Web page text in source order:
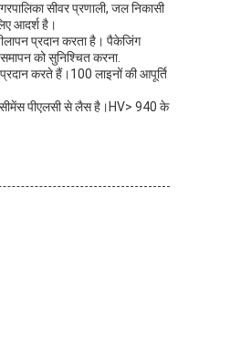
सीवर प्रणाली, जल निकासी
आदर्श है।
प्रदान करता है। पैकेजिंग
को सुनिश्चित करना.
करते हैं।100 लाइनों की आपूर्ति
पीएलसी से लैस है।HV> 940 के